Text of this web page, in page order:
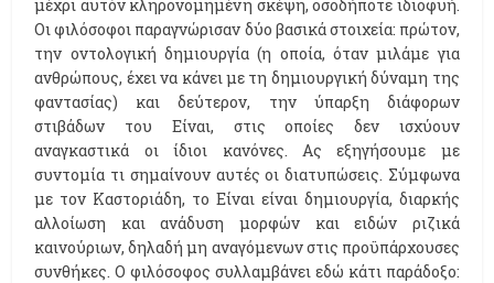
μέχρι αυτόν κληρονομημένη σκέψη, οσοδήποτε ιδιοφυή.
Οι φιλόσοφοι παραγνώρισαν δύο βασικά στοιχεία: πρώτον,
την οντολογική δημιουργία (η οποία, όταν μιλάμε για
ανθρώπους, έχει να κάνει με τη δημιουργική δύναμη της
φαντασίας) και δεύτερον, την ύπαρξη διάφορων
στιβάδων του Είναι, στις οποίες δεν ισχύουν
αναγκαστικά οι ίδιοι κανόνες. Ας εξηγήσουμε με
συντομία τι σημαίνουν αυτές οι διατυπώσεις. Σύμφωνα
με τον Καστοριάδη, το Είναι είναι δημιουργία, διαρκής
αλλοίωση και ανάδυση μορφών και ειδών ριζικά
καινούριων, δηλαδή μη αναγόμενων στις προϋπάρχουσες
συνθήκες. Ο φιλόσοφος συλλαμβάνει εδώ κάτι παράδοξο: